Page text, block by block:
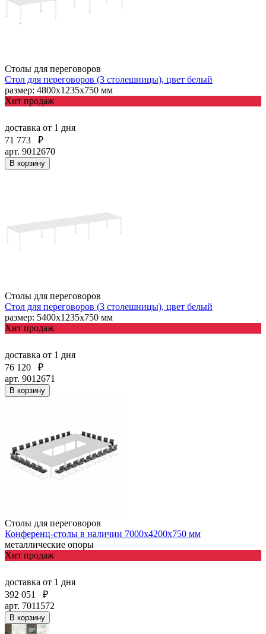
Столы для переговоров
Стол для переговоров (3 столешницы), цвет белый
размер: 4800х1235х750 мм
Хит продаж
доставка от 1 дня
71 773
₽
арт. 9012670
В корзину
Столы для переговоров
Стол для переговоров (3 столешницы), цвет белый
размер: 5400х1235х750 мм
Хит продаж
доставка от 1 дня
76 120
₽
арт. 9012671
В корзину
Столы для переговоров
Конференц-столы в наличии 7000х4200х750 мм
металлические опоры
Хит продаж
доставка от 1 дня
392 051
₽
арт. 7011572
В корзину